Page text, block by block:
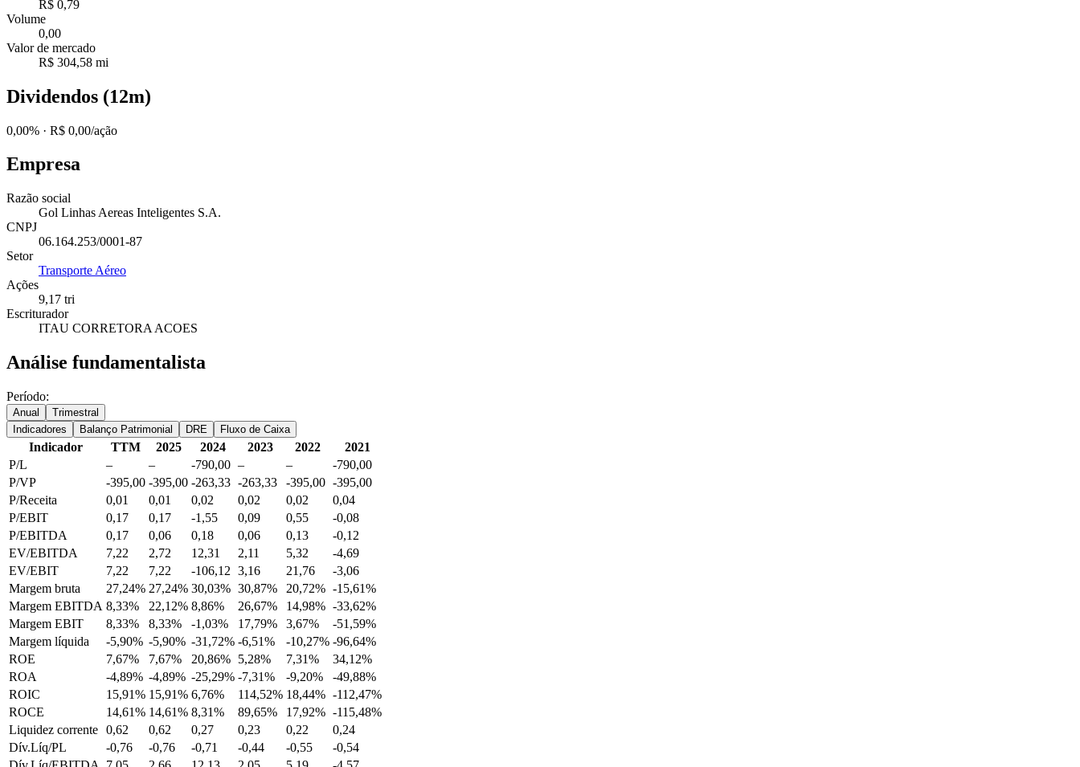
R$ 0,79
Volume
0,00
Valor de mercado
R$ 304,58 mi
Dividendos (12m)
0,00% · R$ 0,00/ação
Empresa
Razão social
Gol Linhas Aereas Inteligentes S.A.
CNPJ
06.164.253/0001-87
Setor
Transporte Aéreo
Ações
9,17 tri
Escriturador
ITAU CORRETORA ACOES
Análise fundamentalista
Período:
Anual
Trimestral
Indicadores
Balanço Patrimonial DRE Fluxo de Caixa
Indicador TTM 2025 2024 2023 2022
2021
P/L
– – -790,00 – –
-790,00
P/VP
-395,00 -395,00 -263,33 -263,33 -395,00 -395,00
P/Receita
0,01 0,01 0,02 0,02 0,02
0,04
P/EBIT
0,17 0,17 -1,55 0,09 0,55
-0,08
P/EBITDA
0,17 0,06 0,18 0,06 0,13
-0,12
EV/EBITDA
7,22 2,72 12,31 2,11 5,32
-4,69
EV/EBIT
7,22 7,22 -106,12 3,16 21,76
-3,06
Margem bruta
27,24% 27,24% 30,03% 30,87% 20,72% -15,61%
Margem EBITDA 8,33% 22,12% 8,86% 26,67% 14,98% -33,62%
Margem EBIT
8,33% 8,33% -1,03% 17,79% 3,67%
-51,59%
Margem líquida
-5,90% -5,90% -31,72% -6,51% -10,27% -96,64%
ROE
7,67% 7,67% 20,86% 5,28% 7,31%
34,12%
ROA
-4,89% -4,89% -25,29% -7,31% -9,20%
-49,88%
ROIC
15,91% 15,91% 6,76% 114,52% 18,44% -112,47%
ROCE
14,61% 14,61% 8,31% 89,65% 17,92% -115,48%
Liquidez corrente 0,62 0,62 0,27 0,23 0,22
0,24
Dív.Líq/PL
-0,76 -0,76 -0,71 -0,44 -0,55
-0,54